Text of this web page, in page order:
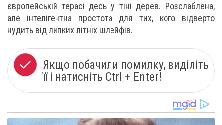
європейській терасі десь у тіні дерев. Розслаблена,
але інтелігентна простота для тих, кого відверто
нудить від липких літніх шлейфів.
Якщо побачили помилку, виділіть
її і натисніть Ctrl + Enter!